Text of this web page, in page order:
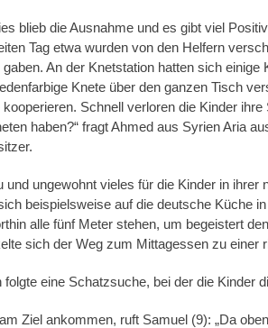
blieb die Ausnahme und es gibt viel
Tag etwa wurden von den Helfern
gaben. An der Knetstation hatten sich
Knete über den ganzen Tisch
Schnell verloren die Kinder
haben?“ fragt Ahmed aus Syrien Aria
und ungewohnt vieles für die Kinder in
beispielsweise auf die deutsche Küche
alle fünf Meter stehen, um begeistert
sich der Weg zum Mittagessen zu einer
folgte eine Schatzsuche, bei der die Kinder
Ziel ankommen, ruft Samuel (9): „Da